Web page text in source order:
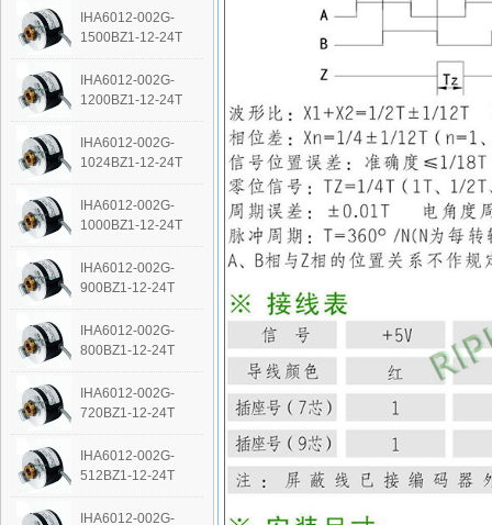
IHA6012-002G-
1500BZ1-12-24T
IHA6012-002G-
1200BZ1-12-24T
IHA6012-002G-
1024BZ1-12-24T
IHA6012-002G-
1000BZ1-12-24T
IHA6012-002G-
900BZ1-12-24T
IHA6012-002G-
800BZ1-12-24T
IHA6012-002G-
720BZ1-12-24T
IHA6012-002G-
512BZ1-12-24T
IHA6012-002G-